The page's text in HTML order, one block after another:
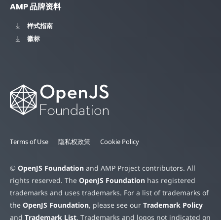
AMP 品牌资料
样式指南
徽标
Terms of Use 隐私权政策 Cookie Policy
© OpenJS Foundation and AMP Project contributors. All
rights reserved. The OpenJS Foundation has registered
trademarks and uses trademarks. For a list of trademarks of
the OpenJS Foundation, please see our Trademark Policy
and Trademark List. Trademarks and logos not indicated on